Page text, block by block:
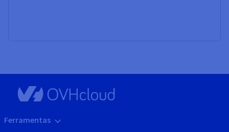
Ferramentas